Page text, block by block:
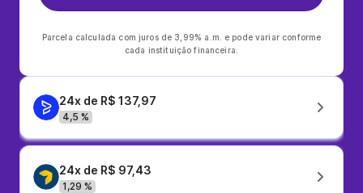
Parcela calculada com juros de 3,99% a.m. e pode variar conforme
cada instituição financeira.
24x de R$ 137,97
4,5 %
24x de R$ 97,43
1,29 %